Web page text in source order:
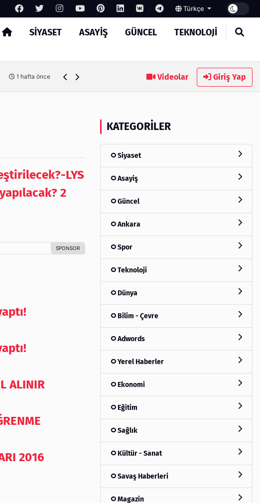
Türkçe
SIYASET ASAYIŞ GÜNCEL TEKNOLOJI
1 hafta önce Ambalaj Süreçlerinde Yeni Nesil Verimliliği Olimpack ile
Videolar Giriş Yap
LYS
2
ALINIR
2016
KATEGORILER
Siyaset
Asayiş
Güncel
Ankara
Spor
Teknoloji
Dünya
Bilim - Çevre
Adwords
Yerel Haberler
Ekonomi
Eğitim
Sağlık
Kültür - Sanat
Savaş Haberleri
Magazin